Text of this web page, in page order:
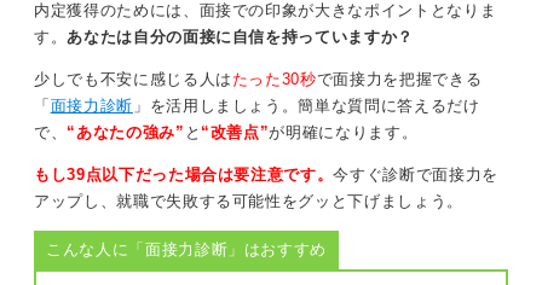
内定獲得のためには、面接での印象が大きなポイントとなりま
す。あなたは自分の面接に自信を持っていますか？
少しでも不安に感じる人は たった30秒で面接力を把握できる
「 面接力診断 」を活用しましょう。簡単な質問に答えるだけ
で、 “あなたの強み” と “改善点”が明確になります。
もし39点以下だった場合は要注意です。今すぐ診断で面接力を
アップし、就職で失敗する可能性をグッと下げましょう。
こんな人に「面接力診断」はおすすめ